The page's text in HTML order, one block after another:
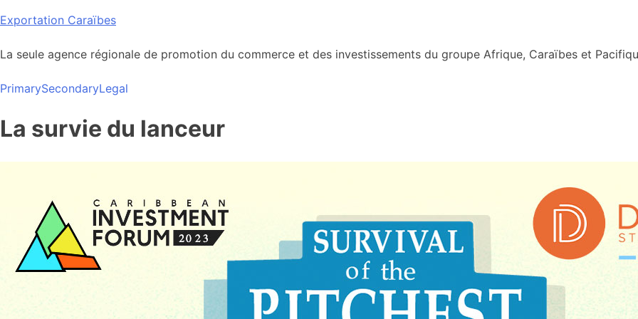
Skip
content
Exportation Caraïbes
La seule agence régionale de promotion du commerce et des investissements du groupe Afrique, Caraïbes et
PrimarySecondaryLegal
La survie du lanceur